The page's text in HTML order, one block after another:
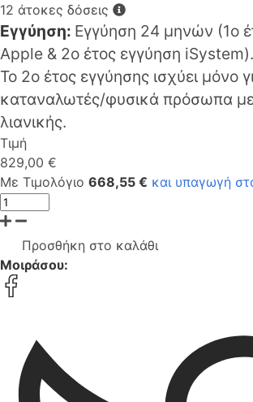
12 άτοκες δόσεις
Εγγύηση: Εγγύηση 24 μηνών (1o
Apple & 2ο έτος εγγύηση iSystem).
Το 2ο έτος εγγύησης ισχύει μόνο
καταναλωτές/φυσικά πρόσωπα με
λιανικής.
Τιμή
829,00 €
Με Τιμολόγιο 668,55 € και υπαγωγή
Προσθήκη στο καλάθι
Μοιράσου: